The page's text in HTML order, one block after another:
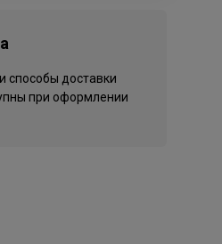
способы доставки
при оформлении